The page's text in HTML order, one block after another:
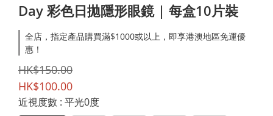
Day 彩色日拋隱形眼鏡 | 每盒10片裝
全店，指定產品購買滿$1000或以上，即享港澳地區免運優
惠！
HK$150.00
HK$100.00
近視度數 : 平光0度